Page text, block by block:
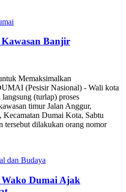
Banjir
Memaksimalkan
(Pesisir Nasional) - Wali kota
(turlap) proses
timur Jalan Anggur,
Dumai Kota, Sabtu
tersebut dilakukan orang nomor
dan Budaya
Dumai Ajak